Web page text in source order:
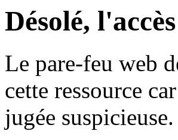
Désolé,
Le pare-feu web
cette ressource
jugée suspicieuse.